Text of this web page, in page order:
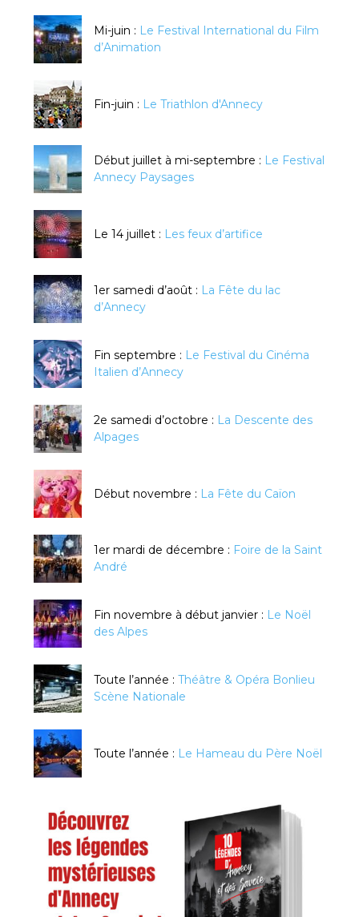
Mi-juin : Le Festival International du Film
d’Animation
Fin-juin : Le Triathlon d'Annecy
Début juillet à mi-septembre : Le Festival
Annecy Paysages
Le 14 juillet : Les feux d’artifice
1er samedi d’août : La Fête du lac
d’Annecy
Fin septembre : Le Festival du Cinéma
Italien d’Annecy
2e samedi d’octobre : La Descente des
Alpages
Début novembre : La Fête du Caïon
1er mardi de décembre : Foire de la Saint
André
Fin novembre à début janvier : Le Noël
des Alpes
Toute l’année : Théâtre & Opéra Bonlieu
Scène Nationale
Toute l’année : Le Hameau du Père Noël